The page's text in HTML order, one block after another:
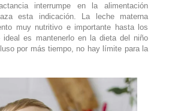
interrumpe en la alimentación
esta indicación. La leche materna
muy nutritivo e importante hasta los
ideal es mantenerlo en la dieta del niño
por más tiempo, no hay límite para la